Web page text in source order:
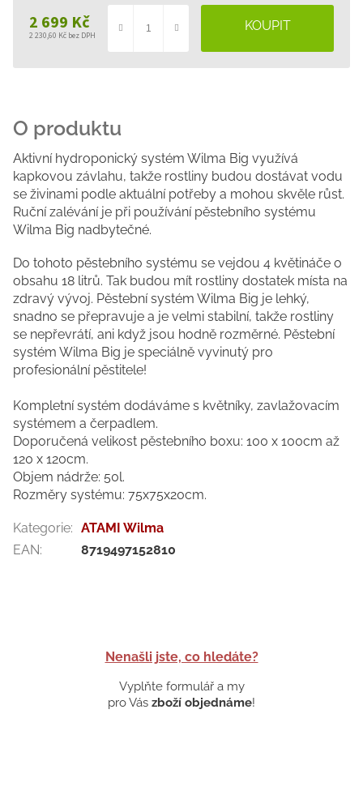
2 699 Kč
2 230,60 Kč bez DPH
cena:
Nenašli jste, co hledáte?
Vyplňte formulář a my
pro Vás zboží objednáme!
Aktivní hydroponický systém Wilma Big využívá
kapkovou závlahu, takže rostliny budou dostávat vodu
se živinami podle aktuální potřeby a mohou skvěle růst.
Ruční zalévání je při používání pěstebního systému
Wilma Big nadbytečné.
Do tohoto pěstebního systému se vejdou 4 květináče o
obsahu 18 litrů. Tak budou mít rostliny dostatek místa na
zdravý vývoj. Pěstební systém Wilma Big je lehký,
snadno se přepravuje a je velmi stabilní, takže rostliny
se nepřevrátí, ani když jsou hodně rozměrné. Pěstební
systém Wilma Big je speciálně vyvinutý pro
profesionální pěstitele!
Kompletní systém dodáváme s květníky, zavlažovacím
systémem a čerpadlem.
Doporučená velikost pěstebního boxu: 100 x 100cm až
120 x 120cm.
Objem nádrže: 50l.
Rozměry systému: 75x75x20cm.
Kategorie: ATAMI Wilma
EAN: 8719497152810